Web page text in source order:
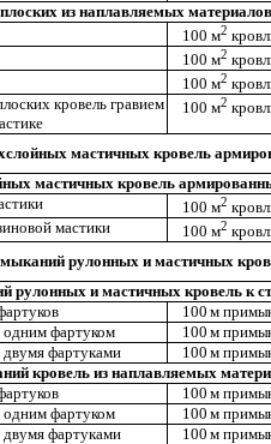
из наплавляемых материалов
100 м2
100 м2
100 м2
кровель гравием
100 м2
мастичных кровель
мастичных кровель
100 м2
мастики 100 м2
рулонных и мастичных
рулонных и мастичных кровель к
100 м
одним фартуком
100 м
фартуками
100 м
кровель из наплавляемых
100 м
одним фартуком
100 м
фартуками
100 м